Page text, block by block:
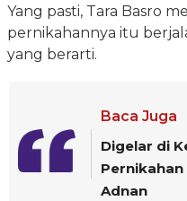
Yang pasti, Tara Basro
pernikahannya itu
yang berarti.
Baca Juga
Digelar di
Pernikahan
Adnan